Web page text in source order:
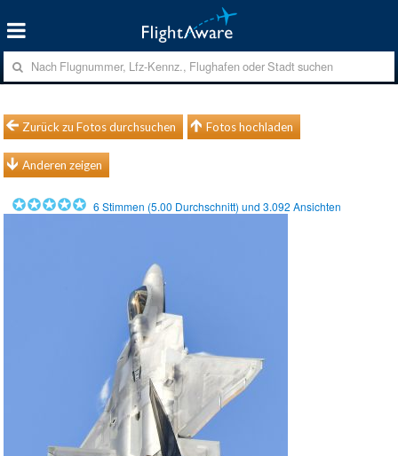
Zurück zu Fotos durchsuchen Fotos hochladen
Anderen zeigen
6 Stimmen (5.00 Durchschnitt) und3.092 Ansichten